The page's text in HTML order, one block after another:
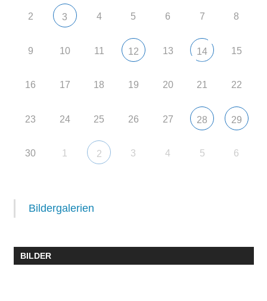
2 3 4 5 6 7 8
9 10 11 12 13 14 15
16 17 18 19 20 21 22
23 24 25 26 27 28 29
30 1 2 3 4 5 6
Bildergalerien
BILDER